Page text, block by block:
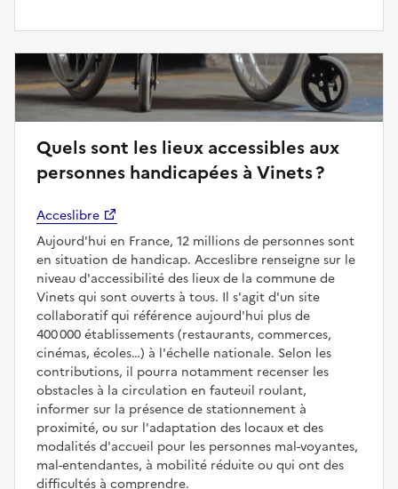
Quels sont les lieux accessibles aux
personnes handicapées à Vinets ?
Acceslibre
Aujourd'hui en France, 12 millions de personnes sont
en situation de handicap. Acceslibre renseigne sur le
niveau d'accessibilité des lieux de la commune de
Vinets qui sont ouverts à tous. Il s'agit d'un site
collaboratif qui référence aujourd'hui plus de
400 000 établissements (restaurants, commerces,
cinémas, écoles…) à l'échelle nationale. Selon les
contributions, il pourra notamment recenser les
obstacles à la circulation en fauteuil roulant,
informer sur la présence de stationnement à
proximité, ou sur l'adaptation des locaux et des
modalités d'accueil pour les personnes mal-voyantes,
mal-entendantes, à mobilité réduite ou qui ont des
difficultés à comprendre.